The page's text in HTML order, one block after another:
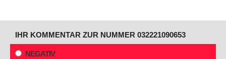
IHR KOMMENTAR ZUR NUMMER 032221090653
NEGATIV